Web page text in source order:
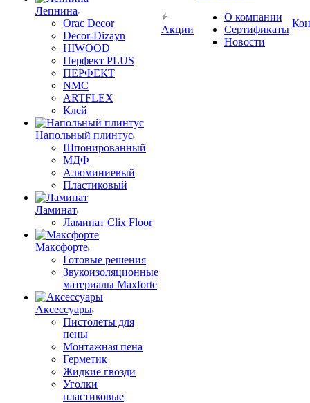
Лепнина
Orac Decor
Decor-Dizayn
HIWOOD
Перфект PLUS
ПЕРФЕКТ
NMC
ARTFLEX
Клей
Напольный плинтус
Шпонированный
МДФ
Алюминиевый
Пластиковый
Ламинат
Ламинат Clix Floor
Максфорте
Готовые решения
Звукоизоляционные
материалы Maxforte
Аксессуары
Пистолеты для
пены
Монтажная пена
Герметик
Жидкие гвозди
Уголки
пластиковые
Акции
О компании
Сертификаты
Новости